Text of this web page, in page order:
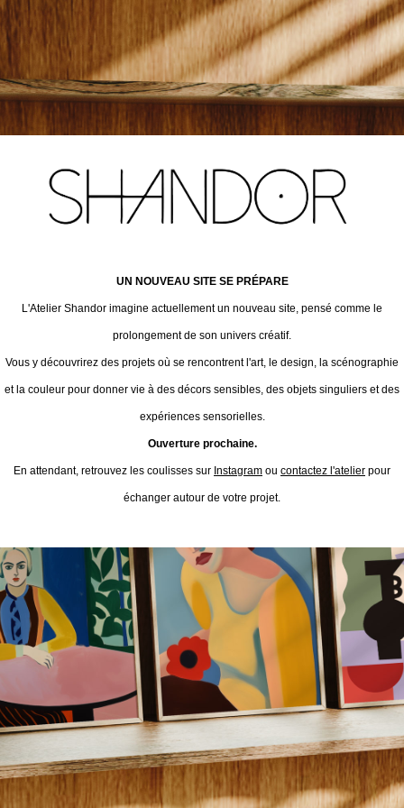
UN NOUVEAU SITE SE PRÉPARE
L'Atelier Shandor imagine actuellement un nouveau site, pensé comme le
prolongement de son univers créatif.
Vous y découvrirez des projets où se rencontrent l'art, le design, la scénographie
et la couleur pour donner vie à des décors sensibles, des objets singuliers et des
expériences sensorielles.
Ouverture prochaine.
En attendant, retrouvez les coulisses sur Instagram ou contactez l'atelier pour
échanger autour de votre projet.